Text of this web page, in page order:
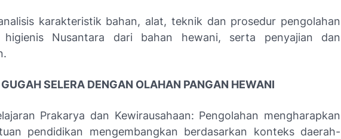
karakteristik bahan, alat, teknik dan prosedur pengolahan
higienis Nusantara dari bahan hewani, serta penyajian dan
SELERA DENGAN OLAHAN PANGAN HEWANI
Prakarya dan Kewirausahaan: Pengolahan mengharapkan
pendidikan mengembangkan berdasarkan konteks daerah-